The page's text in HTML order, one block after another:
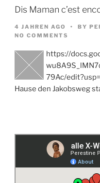
Dis Maman c’est
4 JAHREN AGO BY
NO COMMENTS
https://
79Ac/
Hause den Jakobsweg